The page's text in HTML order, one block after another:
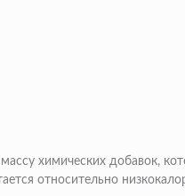
химических добавок,
относительно